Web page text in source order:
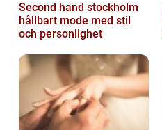
Second hand stockholm
hållbart mode med stil
och personlighet